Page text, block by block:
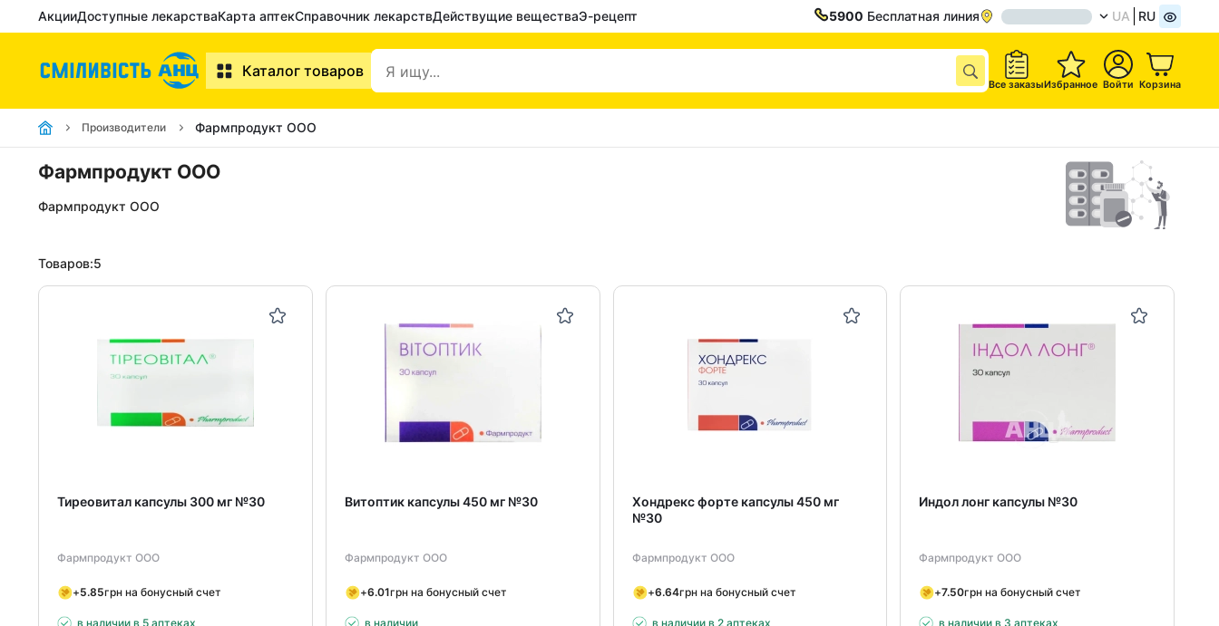
АкцииДоступные лекарстваКарта аптекСправочник лекарствДействущие веществаЭ-рецепт 5900 Бесплатная линия UA RU
Каталог товаров
Все заказыИзбранное Войти Корзина
Производители Фармпродукт ООО
Фармпродукт ООО
Фармпродукт ООО
Товаров:5
Тиреовитал капсулы 300 мг №30
Фармпродукт ООО
+5.85грн на бонусный счет
в наличии в 5 аптеках
Витоптик капсулы 450 мг №30
Фармпродукт ООО
+6.01грн на бонусный счет
в наличии
Хондрекс форте капсулы 450 мг
№30
Фармпродукт ООО
+6.64грн на бонусный счет
в наличии в 2 аптеках
Индол лонг капсулы №30
Фармпродукт ООО
+7.50грн на бонусный счет
в наличии в 3 аптеках